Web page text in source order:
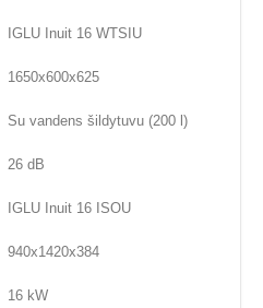
IGLU Inuit 16 WTSIU
1650x600x625
Su vandens šildytuvu (200 l)
26 dB
IGLU Inuit 16 ISOU
940x1420x384
16 kW